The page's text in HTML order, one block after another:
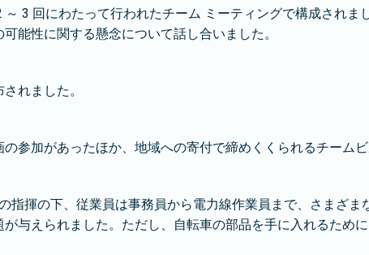
3 回にわたって行われたチーム ミーティングで構成され
能性に関する懸念について話し合いました。
れました。
参加があったほか、地域への寄付で締めくくられるチーム
指揮の下、従業員は事務員から電力線作業員まで、さまざ
与えられました。ただし、自転車の部品を手に入れるため